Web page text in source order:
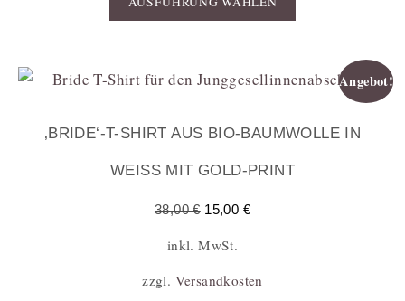
Angebot!
‚BRIDE‘-T-SHIRT AUS BIO-BAUMWOLLE IN
WEISS MIT GOLD-PRINT
38,00€ 15,00 €
inkl. MwSt.
zzgl. Versandkosten